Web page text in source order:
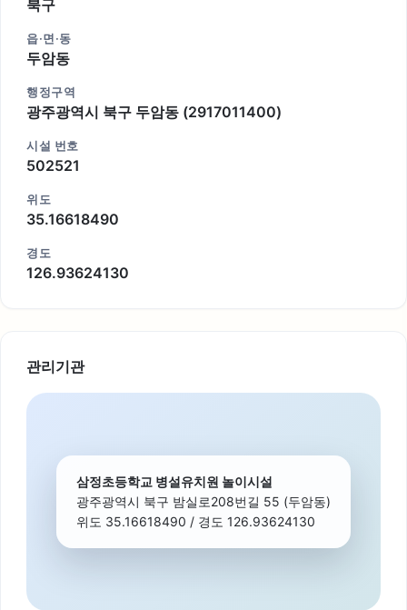
북구
읍·면·동
두암동
행정구역
광주광역시 북구 두암동 (2917011400)
시설 번호
502521
위도
35.16618490
경도
126.93624130
관리기관
삼정초등학교 병설유치원 놀이시설
광주광역시 북구 밤실로208번길 55 (두암동)
위도 35.16618490 / 경도 126.93624130